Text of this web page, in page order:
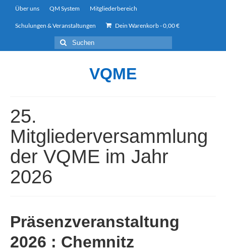
Über uns QM System Mitgliederbereich
Schulungen & Veranstaltungen Dein Warenkorb-0,00€
Suchen
nach:
VQME
25.
Mitgliederversammlung
der VQME im Jahr
2026
Präsenzveranstaltung
2026 : Chemnitz